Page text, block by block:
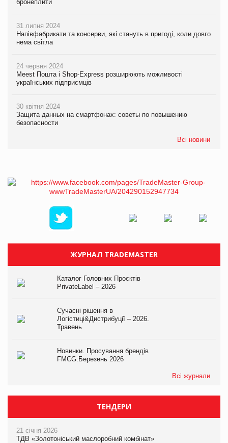
бронеплити
31 липня 2024
Напівфабрикати та консерви, які стануть в пригоді, коли довго
нема світла
24 червня 2024
Meest Пошта і Shop-Express розширюють можливості
українських підприємців
30 квітня 2024
Защита данных на смартфонах: советы по повышению
безопасности
Всі новини
ЖУРНАЛ TRADEMASTER
Каталог Головних Проєктів
PrivateLabel – 2026
Сучасні рішення в
Логістиці&Дистрибуції – 2026.
Травень
Новинки. Просування брендів
FMCG.Березень 2026
Всі журнали
ТЕНДЕРИ
21 січня 2026
ТДВ «Золотоніський маслоробний комбінат»